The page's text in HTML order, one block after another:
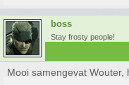
boss
Stay frosty people!
Mooi samengevat Wouter,